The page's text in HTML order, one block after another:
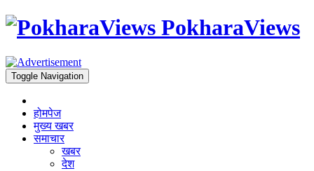
PokharaViews
Toggle Navigation
होमपेज
मुख्य खबर
समाचार
खबर
देश